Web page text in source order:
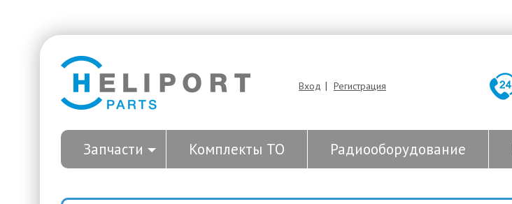
Вход | Регистрация
Запчасти Комплекты ТО Радиооборудование